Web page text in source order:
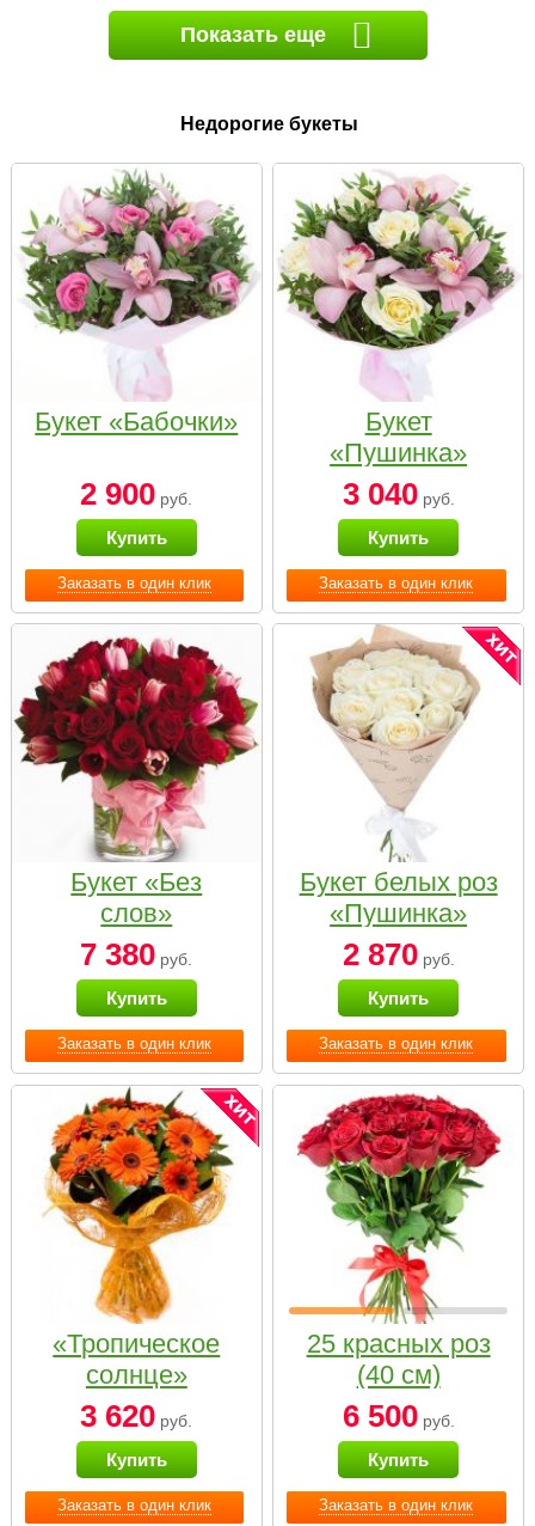
Показать еще
Недорогие букеты
Заказать в один клик
Букет «Бабочки»
2 900 руб.
Купить
Заказать в один клик
Букет
«Пушинка»
3 040руб.
Купить
Заказать в один клик
Букет «Без
слов»
7 380 руб.
Купить
Заказать в один клик
Букет белых роз
«Пушинка»
2 870руб.
Купить
Заказать в один клик
«Тропическое
солнце»
3 620 руб.
Купить
Заказать в один клик
25 красных роз
(40 см)
6 500руб.
Купить